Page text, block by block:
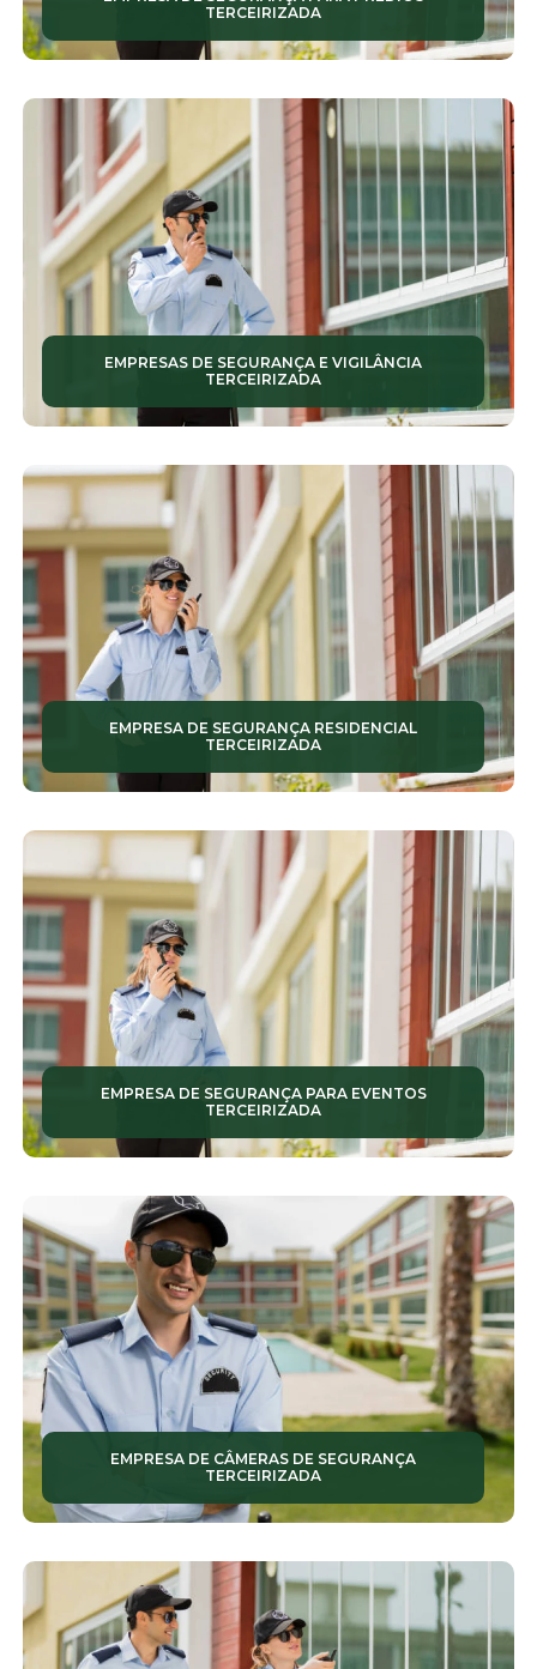
EMPRESAS DE VIGILÂNCIA
EMPRESAS TERCEIRIZADAS DE SEGURANÇA
EQUIPES DE LIMPEZA
LIMPEZA DE CONDOMÍNIOS
LIMPEZA PREDIAL
LIMPEZAS TERCEIRIZADAS
MONITORAMENTOS 24 HORAS
MONITORAMENTOS RESIDENCIAIS
PORTARIA CONDOMÍNIO
PORTARIAS ELETRÔNICAS
PORTARIAS INTELIGENTES
PORTARIAS VIRTUAIS
PORTEIRO DE PRÉDIO
RECEPCIONISTAS
SEGURANÇA PARA CONDOMÍNIOS
SEGURANÇA PATRIMONIAL
SEGURANÇAS PATRIMONIAIS
SERVIÇOS DE CONSERVAÇÃO E LIMPEZA
SERVIÇOS DE JARDINAGEM
SERVIÇOS DE LIMPEZA TERCEIRIZADAS
SERVIÇOS DE MANUTENÇÃO PREDIAL
SERVIÇOS DE MONITORAMENTO
SERVIÇOS DE RONDA PATRIMONIAL
SERVIÇOS DE SEGURANÇA TERCEIRIZADA
SERVIÇOS DE ZELADORIA
TERCEIRIZADA
EMPRESAS DE SEGURANÇA E VIGILÂNCIA
TERCEIRIZADA
EMPRESA DE SEGURANÇA RESIDENCIAL
TERCEIRIZADA
EMPRESA DE SEGURANÇA PARA EVENTOS
TERCEIRIZADA
EMPRESA DE CÂMERAS DE SEGURANÇA
TERCEIRIZADA